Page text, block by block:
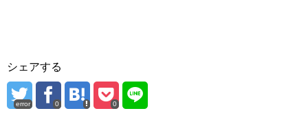
シェアする
error 0 0